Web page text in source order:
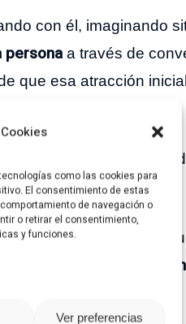
como las cookies para
El consentimiento de estas
de navegación o
o retirar el consentimiento,
y funciones.
Ver preferencias
con él, imaginando
persona a través de
que esa atracción
atrae, la estamos
estamos añadiendo
en otro
sentimiento